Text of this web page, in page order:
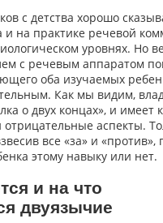
с детства хорошо
и на практике речевой
уровнях. Но
с речевым аппаратом
оба изучаемых
Как мы видим,
о двух концах», и имеет
аспекты.
все «за» и «против»,
этому навыку или нет.
и на что
двуязычие